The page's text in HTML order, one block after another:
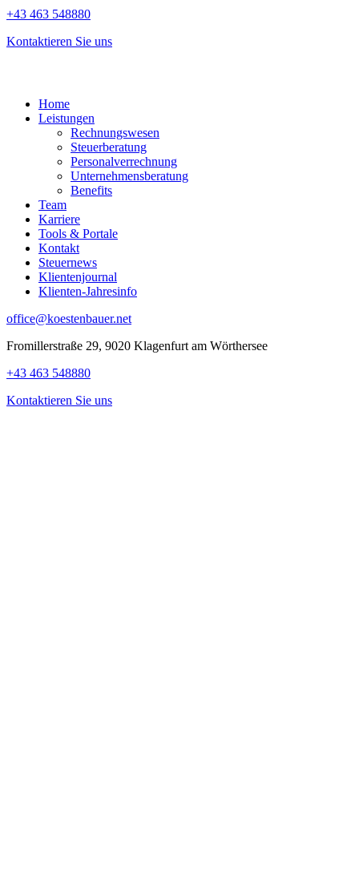
+43 463 548880
Kontaktieren Sie uns
Home
Leistungen
Rechnungswesen
Steuerberatung
Personalverrechnung
Unternehmensberatung
Benefits
Team
Karriere
Tools & Portale
Kontakt
Steuernews
Klientenjournal
Klienten-Jahresinfo
office@koestenbauer.net
Fromillerstraße 29, 9020 Klagenfurt am Wörthersee
+43 463 548880
Kontaktieren Sie uns